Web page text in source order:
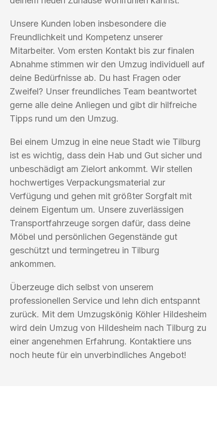
Unsere Kunden loben insbesondere die
Freundlichkeit und Kompetenz unserer
Mitarbeiter. Vom ersten Kontakt bis zur finalen
Abnahme stimmen wir den Umzug individuell auf
deine Bedürfnisse ab. Du hast Fragen oder
Zweifel? Unser freundliches Team beantwortet
gerne alle deine Anliegen und gibt dir hilfreiche
Tipps rund um den Umzug.
Bei einem Umzug in eine neue Stadt wie Tilburg
ist es wichtig, dass dein Hab und Gut sicher und
unbeschädigt am Zielort ankommt. Wir stellen
hochwertiges Verpackungsmaterial zur
Verfügung und gehen mit größter Sorgfalt mit
deinem Eigentum um. Unsere zuverlässigen
Transportfahrzeuge sorgen dafür, dass deine
Möbel und persönlichen Gegenstände gut
geschützt und termingetreu in Tilburg
ankommen.
Überzeuge dich selbst von unserem
professionellen Service und lehn dich entspannt
zurück. Mit dem Umzugskönig Köhler Hildesheim
wird dein Umzug von Hildesheim nach Tilburg zu
einer angenehmen Erfahrung. Kontaktiere uns
noch heute für ein unverbindliches Angebot!